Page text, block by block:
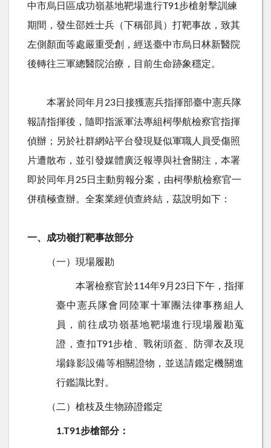
中市烏日區成功嶺基地靶場進行T91 步槍射擊訓練
期間，發生邵姓士兵（下稱邵員）打靶事故，致其
左側顏面等處嚴重受創，經送臺中市烏日林新醫院
後轉往三軍總醫院治療，目前生命跡象穩定。
本署於同年月 23日接獲憲兵指揮部臺中憲兵隊
報請指揮後，隨即指派軍法專組柯學航檢察官指揮
偵辦；另於社群網站平台發現疑似軍職人員受傷照
片遭散布，並引發媒體廣泛報導與社會關注，本署
即於同年月 25日主動剪報分案，由柯學航檢察官一
併積極查辦。全案業經偵查終結，茲說明如下：
一、成功嶺打靶事故部分
（一） 現場履勘
本署檢察官於114年9月 23日下午，指揮
臺中憲兵隊會同陸軍十軍團法律事務組人
員，前往成功嶺基地靶場進行現場履勘蒐
證，查扣T91 步槍、戰術頭盔、防彈衣及現
場錄影設備等相關證物，並送請鑑定機關進
行鑑識比對。
（二）槍枝及生物跡證鑑定
1.T91步槍部分：